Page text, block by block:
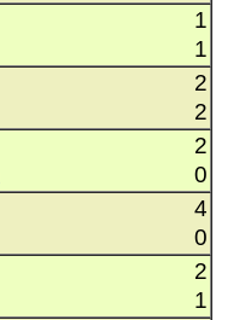
1
1
2
2
2
0
4
0
2
1